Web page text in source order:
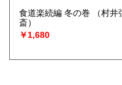
食道楽続編 冬の巻
（村井
斎）
￥1,680